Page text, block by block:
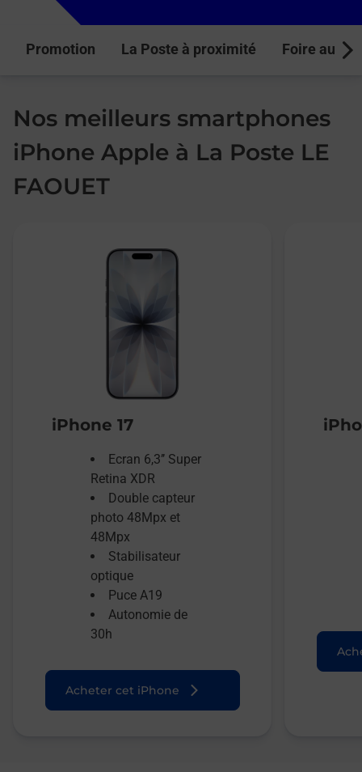
Promotion La Poste à proximité Foire aux
Nos meilleurs smartphones
iPhone Apple à La Poste LE
FAOUET
iPhone 17
Ecran 6,3’’ Super
Retina XDR
Double capteur
photo 48Mpx et
48Mpx
Stabilisateur
optique
Puce A19
Autonomie de
30h
Acheter cet iPhone